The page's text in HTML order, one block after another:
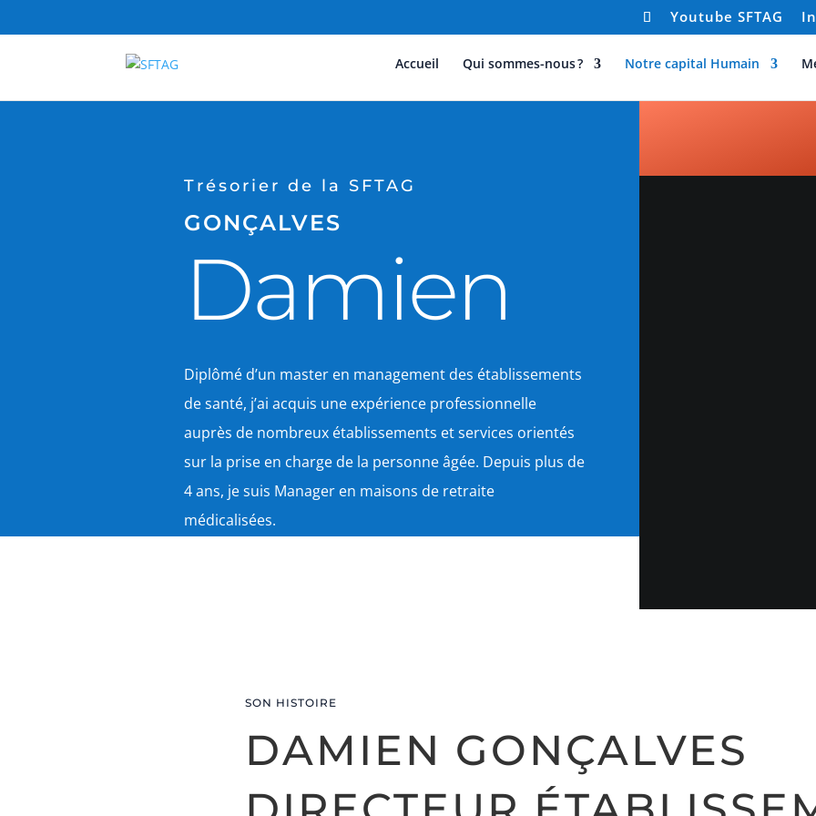
Youtube SFTAG
Accueil Qui sommes-nous ? Notre capital Humain
Trésorier de la SFTAG
GONÇALVES
Damien
Diplômé d’un master en management des établissements
de santé, j’ai acquis une expérience professionnelle
auprès de nombreux établissements et services orientés
sur la prise en charge de la personne âgée. Depuis plus de
4 ans, je suis Manager en maisons de retraite
médicalisées.
SON HISTOIRE
DAMIEN GONÇALVES